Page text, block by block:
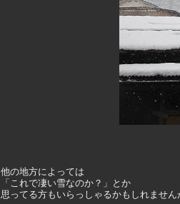
他の地方によっては
「これで凄い雪なのか？」とか
思ってる方もいらっしゃるかもしれません